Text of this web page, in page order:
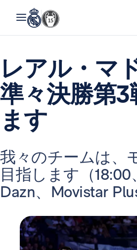
レアル・マ
準々決勝第
ます
我々のチームは、
目指します（18:00
Dazn、Movistar